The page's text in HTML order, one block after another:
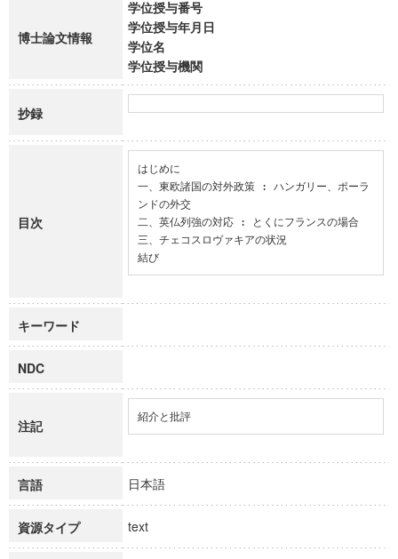
博士論文情報
学位授与番号
学位授与年月日
学位名
学位授与機関
抄録
目次
はじめに
一、東欧諸国の対外政策 : ハンガリー、ポーラ
ンドの外交
二、英仏列強の対応 : とくにフランスの場合
三、チェコスロヴァキアの状況
結び
キーワード
NDC
注記
紹介と批評
言語 日本語
資源タイプ text